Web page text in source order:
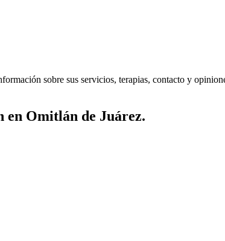
sobre sus servicios, terapias, contacto y
en Omitlán de Juárez.